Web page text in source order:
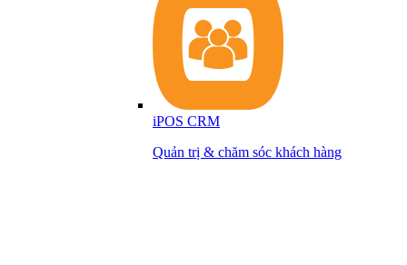
iPOS CRM
Quản trị & chăm sóc khách hàng